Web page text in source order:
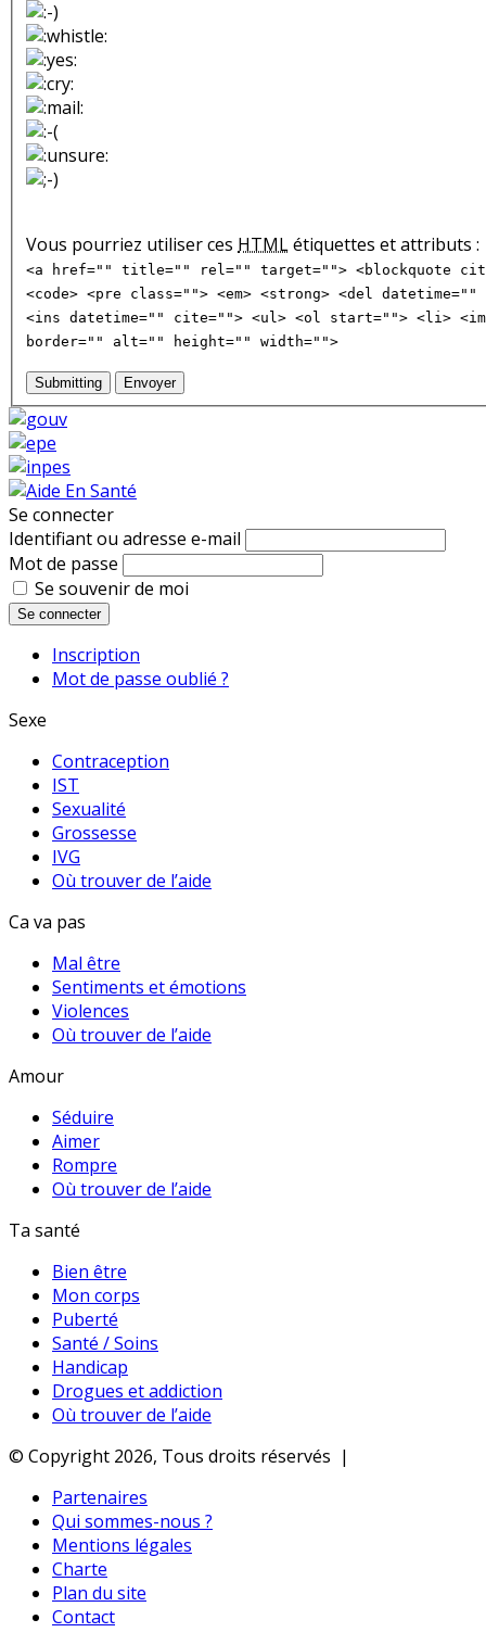
Vous pourriez utiliser ces HTMLétiquettes et attributs :
<a href="" title="" rel="" target=""> <blockquote
<code> <pre class=""> <em> <strong> <del
<ins datetime="" cite=""> <ul> <ol start=""> <li>
border="" alt="" height="" width="">
Submitting Envoyer
Se connecter
Identifiant ou adresse e-mail
Mot de passe
Se souvenir de moi
Se connecter
Inscription
Mot de passe oublié ?
Sexe
Contraception
IST
Sexualité
Grossesse
IVG
Où trouver de l’aide
Ca va pas
Mal être
Sentiments et émotions
Violences
Où trouver de l’aide
Amour
Séduire
Aimer
Rompre
Où trouver de l’aide
Ta santé
Bien être
Mon corps
Puberté
Santé / Soins
Handicap
Drogues et addiction
Où trouver de l’aide
© Copyright 2026, Tous droits réservés |
Partenaires
Qui sommes-nous ?
Mentions légales
Charte
Plan du site
Contact